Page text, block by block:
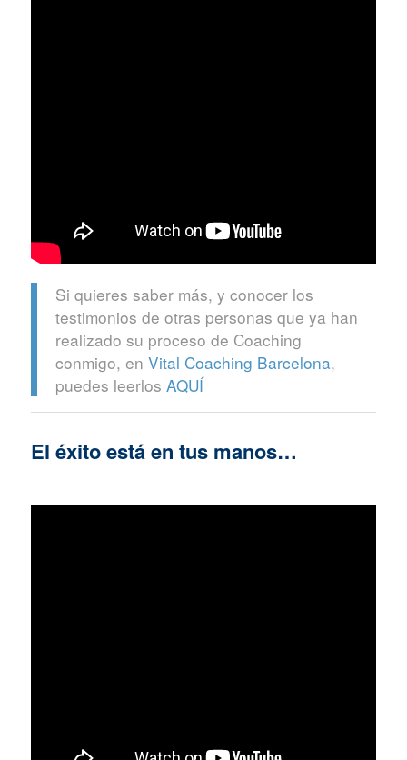
Si quieres saber más, y conocer los
testimonios de otras personas que ya han
realizado su proceso de Coaching
conmigo, en Vital Coaching Barcelona,
puedes leerlos AQUÍ
El éxito está en tus manos…